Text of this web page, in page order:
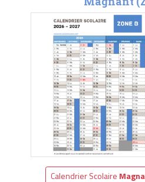
Calendrier Scolaire